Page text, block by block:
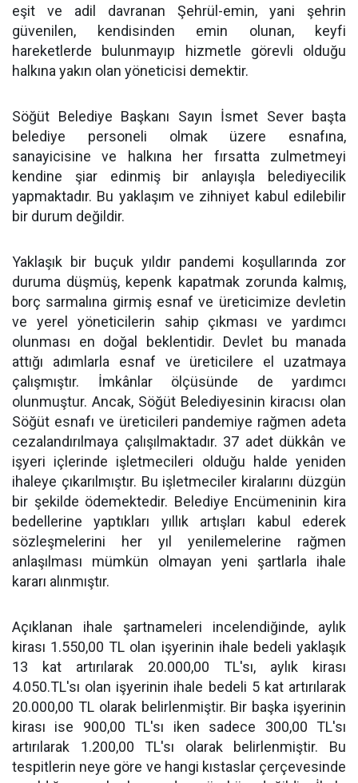
eşit ve adil davranan Şehrül-emin, yani şehrin
güvenilen, kendisinden emin olunan, keyfi
hareketlerde bulunmayıp hizmetle görevli olduğu
halkına yakın olan yöneticisi demektir.
Söğüt Belediye Başkanı Sayın İsmet Sever başta
belediye personeli olmak üzere esnafına,
sanayicisine ve halkına her fırsatta zulmetmeyi
kendine şiar edinmiş bir anlayışla belediyecilik
yapmaktadır. Bu yaklaşım ve zihniyet kabul edilebilir
bir durum değildir.
Yaklaşık bir buçuk yıldır pandemi koşullarında zor
duruma düşmüş, kepenk kapatmak zorunda kalmış,
borç sarmalına girmiş esnaf ve üreticimize devletin
ve yerel yöneticilerin sahip çıkması ve yardımcı
olunması en doğal beklentidir. Devlet bu manada
attığı adımlarla esnaf ve üreticilere el uzatmaya
çalışmıştır. İmkânlar ölçüsünde de yardımcı
olunmuştur. Ancak, Söğüt Belediyesinin kiracısı olan
Söğüt esnafı ve üreticileri pandemiye rağmen adeta
cezalandırılmaya çalışılmaktadır. 37 adet dükkân ve
işyeri içlerinde işletmecileri olduğu halde yeniden
ihaleye çıkarılmıştır. Bu işletmeciler kiralarını düzgün
bir şekilde ödemektedir. Belediye Encümeninin kira
bedellerine yaptıkları yıllık artışları kabul ederek
sözleşmelerini her yıl yenilemelerine rağmen
anlaşılması mümkün olmayan yeni şartlarla ihale
kararı alınmıştır.
Açıklanan ihale şartnameleri incelendiğinde, aylık
kirası 1.550,00 TL olan işyerinin ihale bedeli yaklaşık
13 kat artırılarak 20.000,00 TL'sı, aylık kirası
4.050.TL'sı olan işyerinin ihale bedeli 5 kat artırılarak
20.000,00 TL olarak belirlenmiştir. Bir başka işyerinin
kirası ise 900,00 TL'sı iken sadece 300,00 TL'sı
artırılarak 1.200,00 TL'sı olarak belirlenmiştir. Bu
tespitlerin neye göre ve hangi kıstaslar çerçevesinde